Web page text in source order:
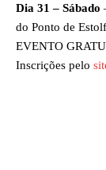
Dia 31 – Sábado
do Ponto de
EVENTO
Inscrições pelo